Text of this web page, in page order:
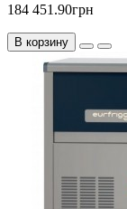
184 451.90грн
В корзину